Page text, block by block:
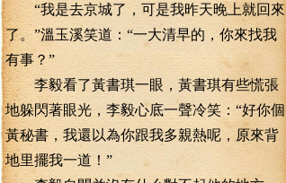
“我是去京城了，可是我昨天晚上就回來
了。”溫玉溪笑道：“一大清早的，你來找我
有事？”
李毅看了黃書琪一眼，黃書琪有些慌張
地躲閃著眼光，李毅心底一聲冷笑：“好你個
黃秘書，我還以為你跟我多親熱呢，原來背
地里擺我一道！”